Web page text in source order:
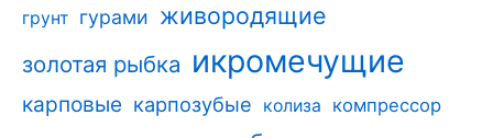
грунт гурами живородящие
золотая рыбка икромечущие
карповые карпозубые колиза компрессор